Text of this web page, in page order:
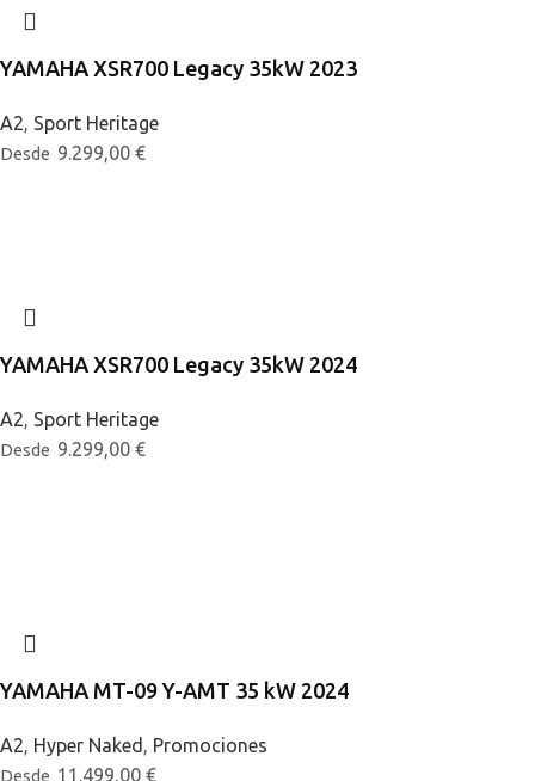
YAMAHA XSR700 Legacy 35kW 2023
A2, Sport Heritage
Desde 9.299,00 €
YAMAHA XSR700 Legacy 35kW 2024
A2, Sport Heritage
Desde 9.299,00 €
YAMAHA MT-09 Y-AMT 35 kW 2024
A2, Hyper Naked , Promociones
Desde 11.499,00 €